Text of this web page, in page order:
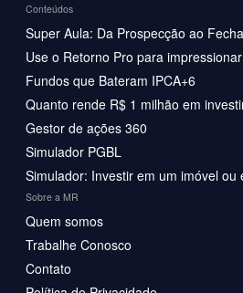
Conteúdos
Super Aula: Da Prospecção ao
Use o Retorno Pro para
Fundos que Bateram IPCA+6
Quanto rende R$ 1 milhão em
Gestor de ações 360
Simulador PGBL
Simulador: Investir em um imóvel ou
Sobre a MR
Quem somos
Trabalhe Conosco
Contato